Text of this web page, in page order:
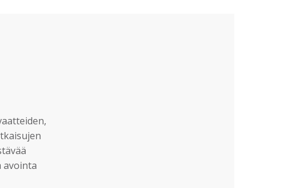
avointa